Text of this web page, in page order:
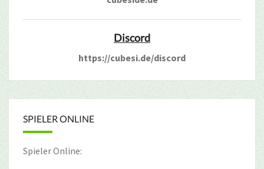
Discord
https://cubesi.de/discord
SPIELER ONLINE
Spieler Online: